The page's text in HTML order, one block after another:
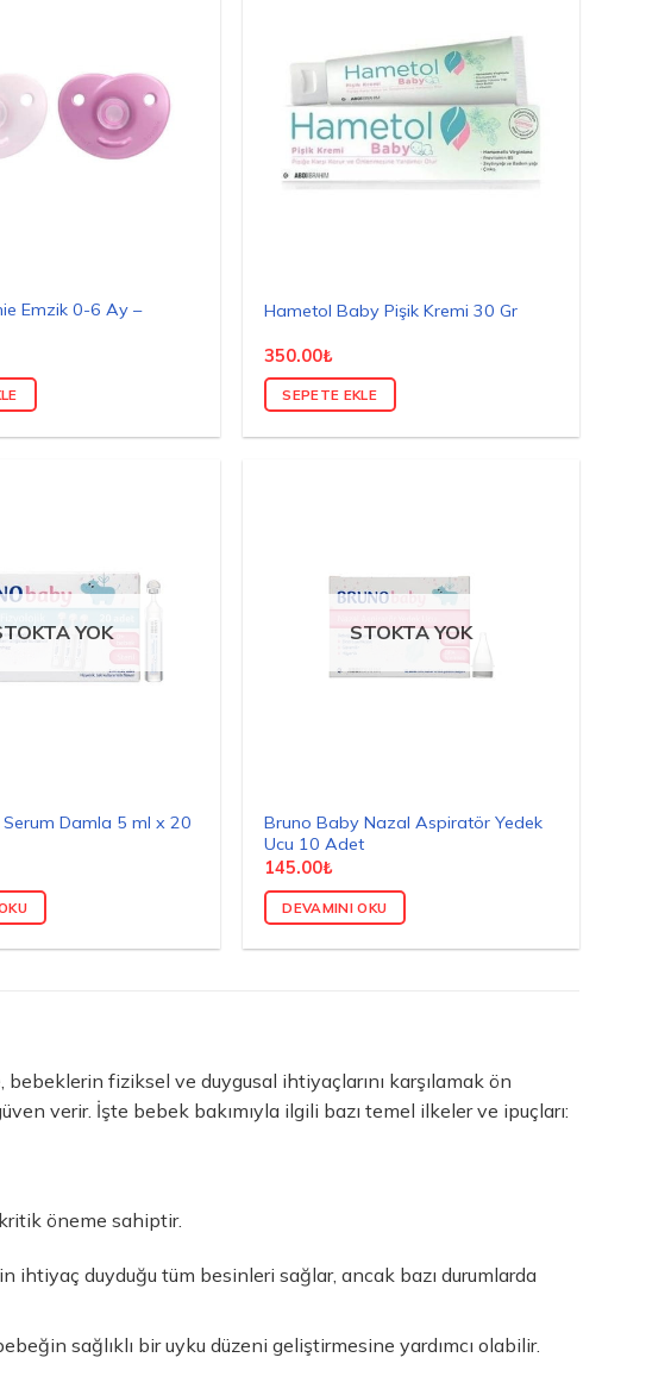
Emzik 0-6 Ay –
Hametol Baby Pişik Kremi 30 Gr
350.00₺
SEPETE EKLE
YOK
Damla 5 ml x 20
STOKTA YOK
Bruno Baby Nazal Aspiratör Yedek
Ucu 10 Adet
145.00₺
DEVAMINI OKU
fiziksel ve duygusal ihtiyaçlarını karşılamak ön
verir. İşte bebek bakımıyla ilgili bazı temel ilkeler ve ipuçları:
öneme sahiptir.
duyduğu tüm besinleri sağlar, ancak bazı durumlarda
sağlıklı bir uyku düzeni geliştirmesine yardımcı olabilir.